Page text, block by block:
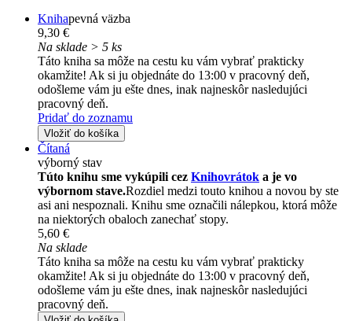
Knihapevná väzba
9,30 €
Na sklade > 5 ks
Táto kniha sa môže na cestu ku vám vybrať prakticky
okamžite! Ak si ju objednáte do 13:00 v pracovný deň,
odošleme vám ju ešte dnes, inak najneskôr nasledujúci
pracovný deň.
Pridať do zoznamu
Vložiť do košíka
Čítaná
výborný stav
Túto knihu sme vykúpili cez Knihovrátok a je vo
výbornom stave.Rozdiel medzi touto knihou a novou by ste
asi ani nespoznali. Knihu sme označili nálepkou, ktorá môže
na niektorých obaloch zanechať stopy.
5,60 €
Na sklade
Táto kniha sa môže na cestu ku vám vybrať prakticky
okamžite! Ak si ju objednáte do 13:00 v pracovný deň,
odošleme vám ju ešte dnes, inak najneskôr nasledujúci
pracovný deň.